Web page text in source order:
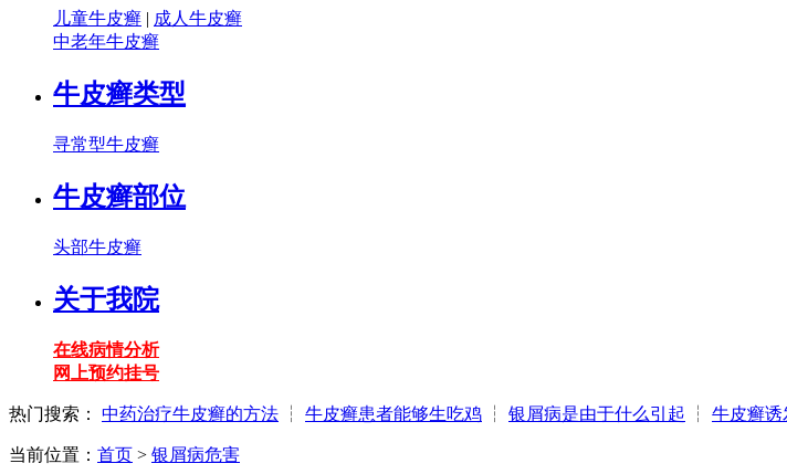
儿童牛皮癣 | 成人牛皮癣
中老年牛皮癣
牛皮癣类型
寻常型牛皮癣
牛皮癣部位
头部牛皮癣
关于我院
在线病情分析
网上预约挂号
热门搜索： 中药治疗牛皮癣的方法 ┆ 牛皮癣患者能够生吃鸡 ┆ 银屑病是由于什么引起 ┆ 牛皮癣诱
当前位置： 首页 > 银屑病危害